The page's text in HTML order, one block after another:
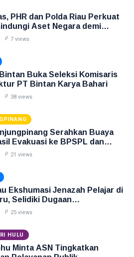
PHR dan Polda Riau Perkuat
Aset Negara demi
Energi Nasional
7 views
Buka Seleksi Komisaris
PT Bintan Karya Bahari
38 views
Serahkan Buaya
Evakuasi ke BPSPL dan
Lagoi
21 views
Ekshumasi Jenazah Pelajar di
Selidiki Dugaan
25 views
HULU
Minta ASN Tingkatkan